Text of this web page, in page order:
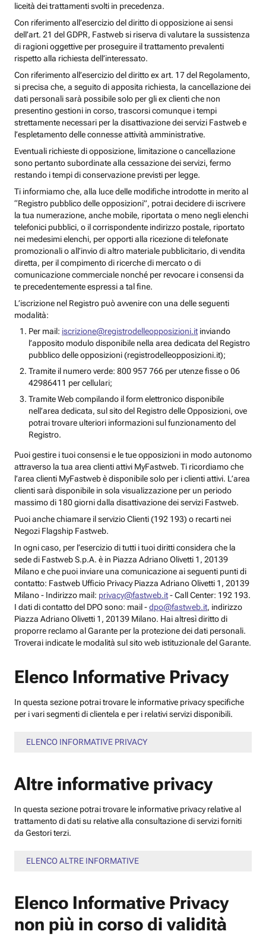
liceità dei trattamenti svolti in precedenza.
Con riferimento all’esercizio del diritto di opposizione ai sensi
dell’art. 21 del GDPR, Fastweb si riserva di valutare la sussistenza
di ragioni oggettive per proseguire il trattamento prevalenti
rispetto alla richiesta dell’interessato.
Con riferimento all’esercizio del diritto ex art. 17 del Regolamento,
si precisa che, a seguito di apposita richiesta, la cancellazione dei
dati personali sarà possibile solo per gli ex clienti che non
presentino gestioni in corso, trascorsi comunque i tempi
strettamente necessari per la disattivazione dei servizi Fastweb e
l’espletamento delle connesse attività amministrative.
Eventuali richieste di opposizione, limitazione o cancellazione
sono pertanto subordinate alla cessazione dei servizi, fermo
restando i tempi di conservazione previsti per legge.
Ti informiamo che, alla luce delle modifiche introdotte in merito al
“Registro pubblico delle opposizioni”, potrai decidere di iscrivere
la tua numerazione, anche mobile, riportata o meno negli elenchi
telefonici pubblici, o il corrispondente indirizzo postale, riportato
nei medesimi elenchi, per opporti alla ricezione di telefonate
promozionali o all’invio di altro materiale pubblicitario, di vendita
diretta, per il compimento di ricerche di mercato o di
comunicazione commerciale nonché per revocare i consensi da
te precedentemente espressi a tal fine.
L’iscrizione nel Registro può avvenire con una delle seguenti
modalità:
Per mail: iscrizione@registrodelleopposizioni.it inviando
l’apposito modulo disponibile nella area dedicata del Registro
pubblico delle opposizioni (registrodelleopposizioni.it);
Tramite il numero verde: 800 957 766 per utenze fisse o 06
42986411 per cellulari;
Tramite Web compilando il form elettronico disponibile
nell’area dedicata, sul sito del Registro delle Opposizioni, ove
potrai trovare ulteriori informazioni sul funzionamento del
Registro.
Puoi gestire i tuoi consensi e le tue opposizioni in modo autonomo
attraverso la tua area clienti attivi MyFastweb. Ti ricordiamo che
l’area clienti MyFastweb è disponibile solo per i clienti attivi. L’area
clienti sarà disponibile in sola visualizzazione per un periodo
massimo di 180 giorni dalla disattivazione dei servizi Fastweb.
Puoi anche chiamare il servizio Clienti (192 193) o recarti nei
Negozi Flagship Fastweb.
In ogni caso, per l’esercizio di tutti i tuoi diritti considera che la
sede di Fastweb S.p.A. è in Piazza Adriano Olivetti 1, 20139
Milano e che puoi inviare una comunicazione ai seguenti punti di
contatto: Fastweb Ufficio Privacy Piazza Adriano Olivetti 1, 20139
Milano - Indirizzo mail: privacy@fastweb.it- Call Center: 192 193.
I dati di contatto del DPO sono: mail -dpo@fastweb.it, indirizzo
Piazza Adriano Olivetti 1, 20139 Milano. Hai altresì diritto di
proporre reclamo al Garante per la protezione dei dati personali.
Troverai indicate le modalità sul sito web istituzionale del Garante.
Elenco Informative Privacy
In questa sezione potrai trovare le informative privacy specifiche
per i vari segmenti di clientela e per i relativi servizi disponibili.
ELENCO INFORMATIVE PRIVACY
Altre informative privacy
In questa sezione potrai trovare le informative privacy relative al
trattamento di dati su relative alla consultazione di servizi forniti
da Gestori terzi.
ELENCO ALTRE INFORMATIVE
Elenco Informative Privacy
non più in corso di validità